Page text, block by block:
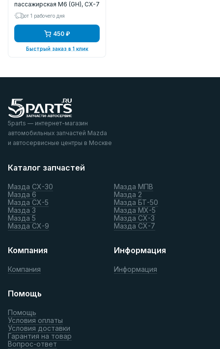
пассажирская M6 (GH), CX-7
от 1 рабочего дня
450 ₽
Быстрый заказ в 1 клик
5parts — интернет-магазин
автомобильных запчастей Mazda
и автосервисные центры в Москве
Каталог запчастей
Мазда СХ-30
Мазда 6
Мазда СХ-5
Мазда 3
Мазда 5
Мазда СХ-9
Мазда МПВ
Мазда 2
Мазда БТ-50
Мазда МХ-5
Мазда СХ-3
Мазда СХ-7
Компания
Компания
Информация
Информация
Помощь
Помощь
Условия оплаты
Условия доставки
Гарантия на товар
Вопрос-ответ